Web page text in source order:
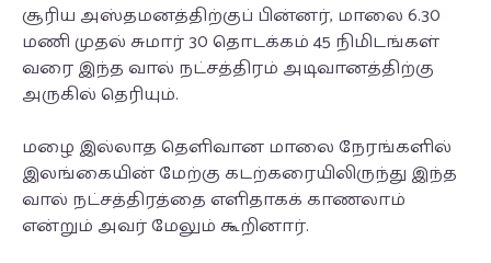
சூரிய அஸ்தமனத்திற்குப் பின்னர், மாலை 6.30
மணி முதல் சுமார் 30 தொடக்கம் 45 நிமிடங்கள்
வரை இந்த வால் நட்சத்திரம் அடிவானத்திற்கு
அருகில் தெரியும்.
மழை இல்லாத தெளிவான மாலை நேரங்களில்
இலங்கையின் மேற்கு கடற்கரையிலிருந்து இந்த
வால் நட்சத்திரத்தை எளிதாகக் காணலாம்
என்றும் அவர் மேலும் கூறினார்.